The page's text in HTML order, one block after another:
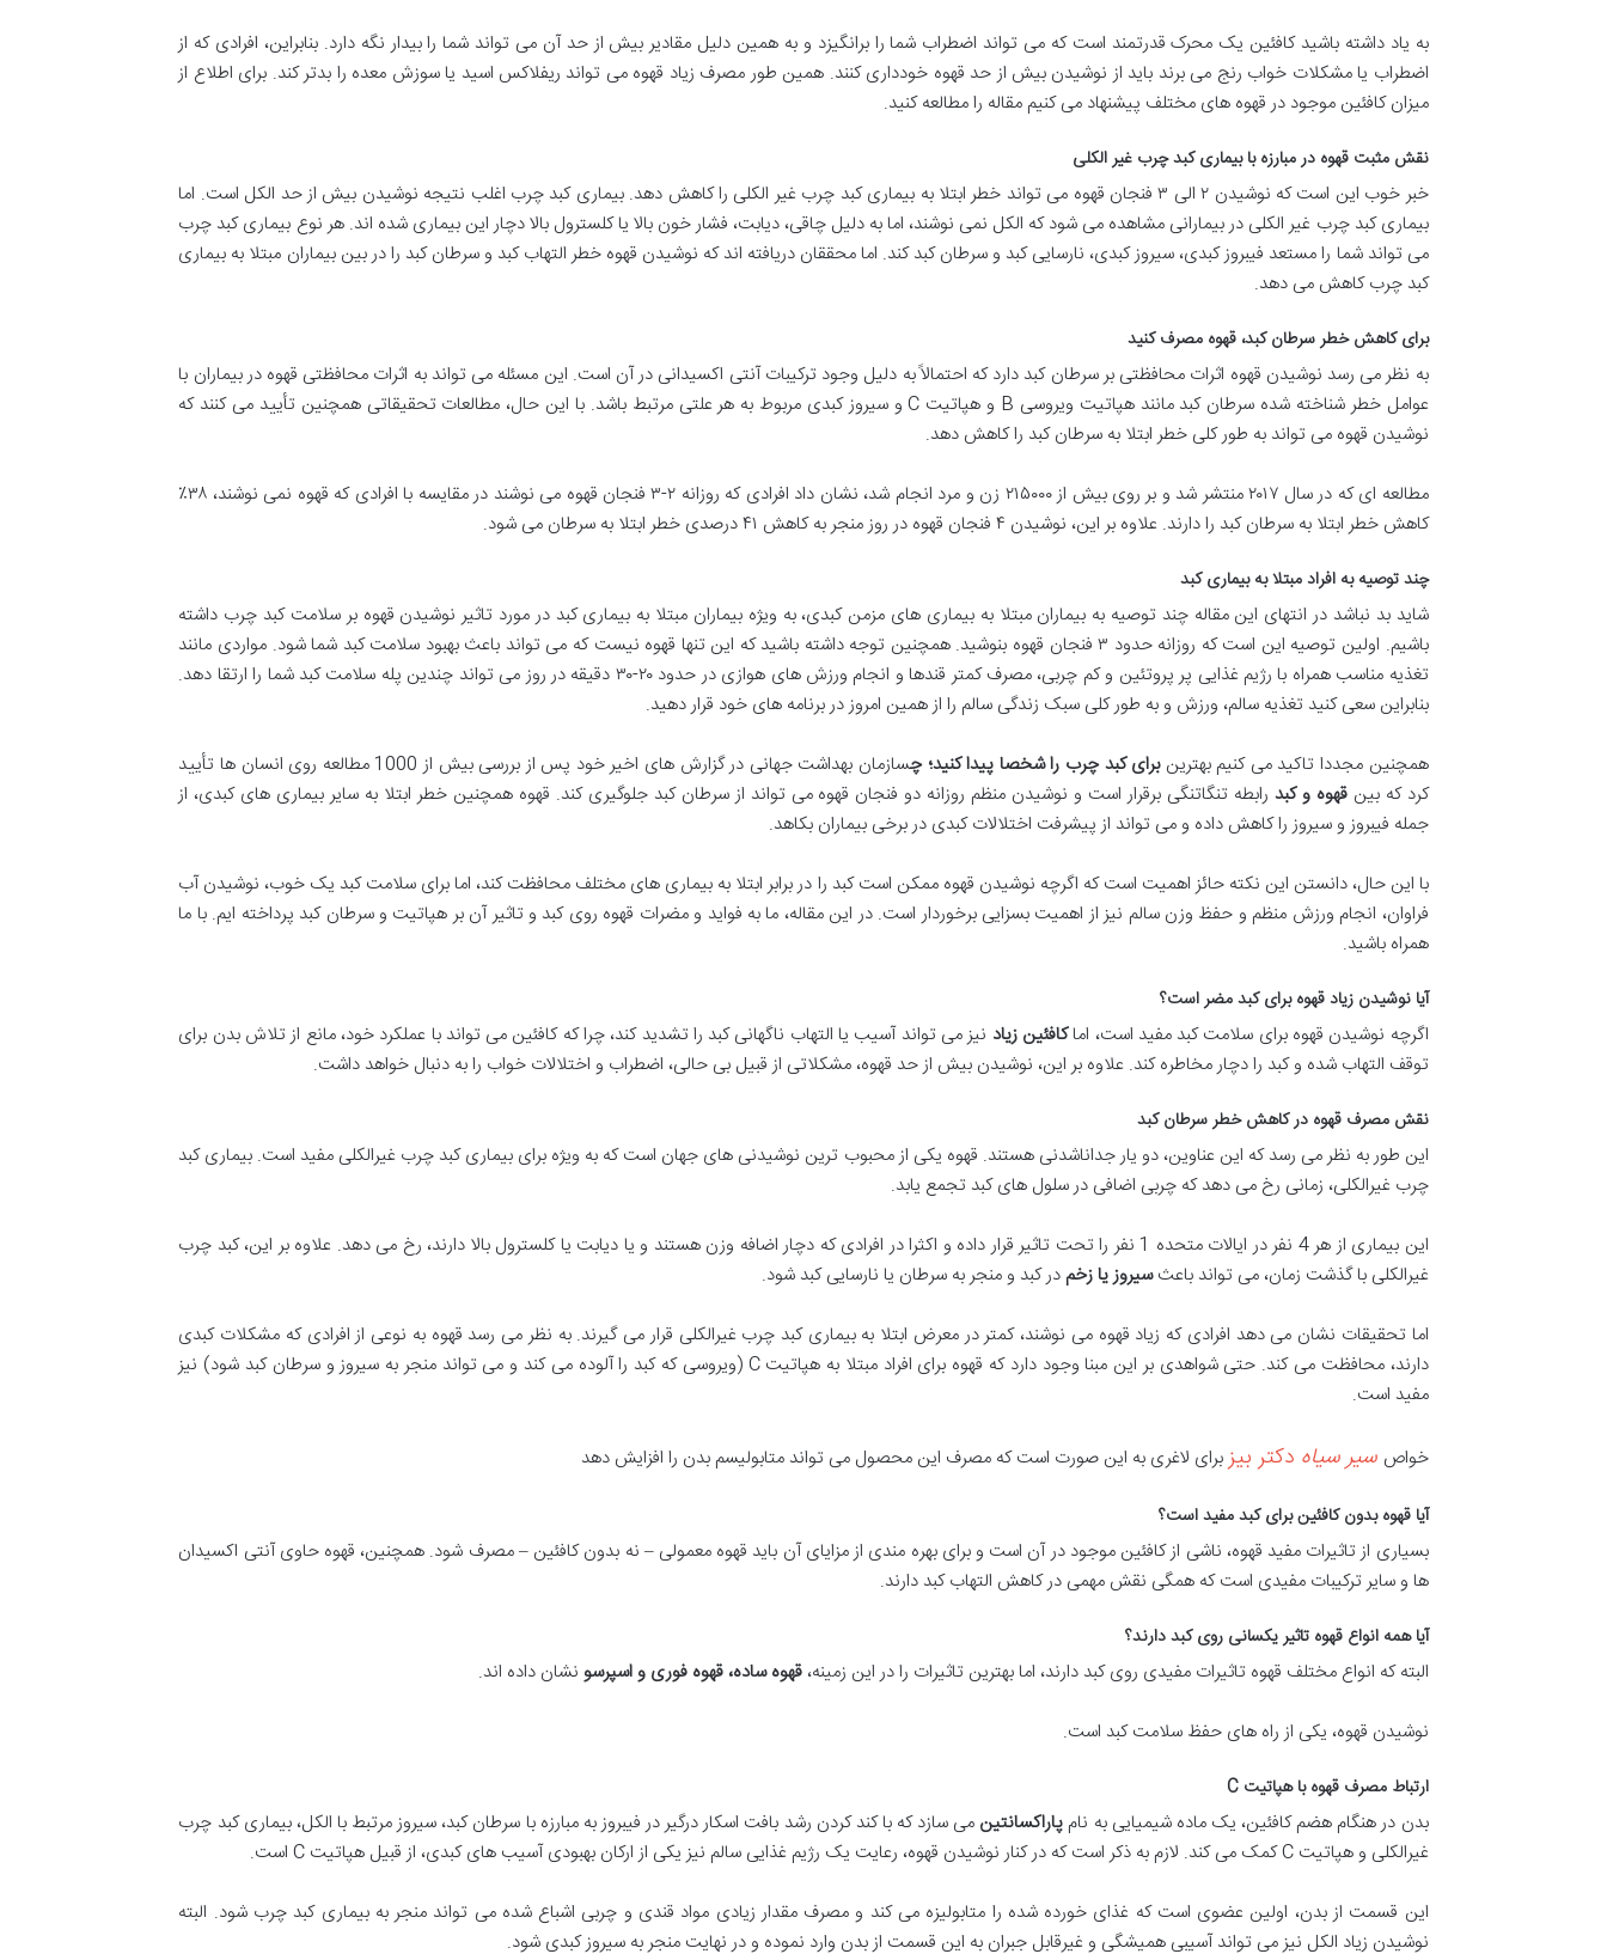
به یاد داشته باشید کافئین یک محرک قدرتمند است که می تواند اضطراب شما را برانگیزد و به همین دلیل مقادیر بیش از حد آن می تواند شما را بیدار نگه دارد. بنابراین، افرادی که از
اضطراب یا مشکلات خواب رنج می برند باید از نوشیدن بیش از حد قهوه خودداری کنند. همین طور مصرف زیاد قهوه می تواند ریفلاکس اسید یا سوزش معده را بدتر کند. برای اطلاع از
میزان کافئین موجود در قهوه های مختلف پیشنهاد می کنیم مقاله را مطالعه کنید.
نقش مثبت قهوه در مبارزه با بیماری کبد چرب غیر الکلی
خبر خوب این است که نوشیدن ۲ الی ۳ فنجان قهوه می تواند خطر ابتلا به بیماری کبد چرب غیر الکلی را کاهش دهد. بیماری کبد چرب اغلب نتیجه نوشیدن بیش از حد الکل است. اما
بیماری کبد چرب غیر الکلی در بیمارانی مشاهده می شود که الکل نمی نوشند، اما به دلیل چاقی، دیابت، فشار خون بالا یا کلسترول بالا دچار این بیماری شده اند. هر نوع بیماری کبد چرب
می تواند شما را مستعد فیبروز کبدی، سیروز کبدی، نارسایی کبد و سرطان کبد کند. اما محققان دریافته اند که نوشیدن قهوه خطر التهاب کبد و سرطان کبد را در بین بیماران مبتلا به بیماری
کبد چرب کاهش می دهد.
برای کاهش خطر سرطان کبد، قهوه مصرف کنید
به نظر می رسد نوشیدن قهوه اثرات محافظتی بر سرطان کبد دارد که احتمالاً به دلیل وجود ترکیبات آنتی اکسیدانی در آن است. این مسئله می تواند به اثرات محافظتی قهوه در بیماران با
عوامل خطر شناخته شده سرطان کبد مانند هپاتیت ویروسی B و هپاتیت C و سیروز کبدی مربوط به هر علتی مرتبط باشد. با این حال، مطالعات تحقیقاتی همچنین تأیید می کنند که
نوشیدن قهوه می تواند به طور کلی خطر ابتلا به سرطان کبد را کاهش دهد.
مطالعه ای که در سال ۲۰۱۷ منتشر شد و بر روی بیش از ۲۱۵۰۰۰ زن و مرد انجام شد، نشان داد افرادی که روزانه ۲-۳ فنجان قهوه می نوشند در مقایسه با افرادی که قهوه نمی نوشند، ۳۸٪
کاهش خطر ابتلا به سرطان کبد را دارند. علاوه بر این، نوشیدن ۴ فنجان قهوه در روز منجر به کاهش ۴۱ درصدی خطر ابتلا به سرطان می شود.
چند توصیه به افراد مبتلا به بیماری کبد
شاید بد نباشد در انتهای این مقاله چند توصیه به بیماران مبتلا به بیماری های مزمن کبدی، به ویژه بیماران مبتلا به بیماری کبد در مورد تاثیر نوشیدن قهوه بر سلامت کبد چرب داشته
باشیم. اولین توصیه این است که روزانه حدود ۳ فنجان قهوه بنوشید. همچنین توجه داشته باشید که این تنها قهوه نیست که می تواند باعث بهبود سلامت کبد شما شود. مواردی مانند
تغذیه مناسب همراه با رژیم غذایی پر پروتئین و کم چربی، مصرف کمتر قندها و انجام ورزش های هوازی در حدود ۲۰-۳۰ دقیقه در روز می تواند چندین پله سلامت کبد شما را ارتقا دهد.
بنابراین سعی کنید تغذیه سالم، ورزش و به طور کلی سبک زندگی سالم را از همین امروز در برنامه های خود قرار دهید.
همچنین مجددا تاکید می کنیم بهترینبرای کبد چرب را شخصا پیدا کنید؛ چ
سازمان بهداشت جهانی در گزارش های اخیر خود پس از بررسی بیش از 1000 مطالعه روی انسان ها تأیید
کرد که بینقهوه و کبد رابطه تنگاتنگی برقرار است و نوشیدن منظم روزانه دو فنجان ​​قهوه می تواند از سرطان کبد جلوگیری کند. قهوه همچنین خطر ابتلا به سایر بیماری های کبدی، از
جمله فیبروز و سیروز را کاهش داده و می تواند از پیشرفت اختلالات کبدی در برخی بیماران بکاهد.
با این حال، دانستن این نکته حائز اهمیت است که اگرچه نوشیدن قهوه ممکن است کبد را در برابر ابتلا به بیماری های مختلف محافظت کند، اما برای سلامت کبد یک خوب، نوشیدن آب
فراوان، انجام ورزش منظم و حفظ وزن سالم نیز از اهمیت بسزایی برخوردار است. در این مقاله، ما به فواید و مضرات قهوه روی کبد و تاثیر آن بر هپاتیت و سرطان کبد پرداخته ایم. با ما
همراه باشید.
آیا نوشیدن زیاد قهوه برای کبد مضر است؟
اگرچه نوشیدن قهوه برای سلامت کبد مفید است، اماکافئین زیاد نیز می تواند آسیب یا التهاب ناگهانی کبد را تشدید کند، چرا که کافئین می تواند با عملکرد خود، مانع از تلاش بدن برای
توقف التهاب شده و کبد را دچار مخاطره کند. علاوه بر این، نوشیدن بیش از حد قهوه، مشکلاتی از قبیل بی حالی، اضطراب و اختلالات خواب را به دنبال خواهد داشت.
نقش مصرف قهوه در کاهش خطر سرطان کبد
این طور به نظر می رسد که این عناوین، دو یار جداناشدنی هستند. قهوه یکی از محبوب ترین نوشیدنی های جهان است که به ویژه برای بیماری کبد چرب غیرالکلی مفید است. بیماری کبد
چرب غیرالکلی، زمانی رخ می دهد که چربی اضافی در سلول های کبد تجمع یابد.
این بیماری از هر 4 نفر در ایالات متحده 1 نفر را تحت تاثیر قرار داده و اکثرا در افرادی که دچار اضافه وزن هستند و یا دیابت یا کلسترول بالا دارند، رخ می دهد. علاوه بر این، کبد چرب
غیرالکلی با گذشت زمان، می تواند باعثسیروز یا زخم در کبد و منجر به سرطان یا نارسایی کبد شود.
اما تحقیقات نشان می دهد افرادی که زیاد قهوه می نوشند، کمتر در معرض ابتلا به بیماری کبد چرب غیرالکلی قرار می گیرند. به نظر می رسد قهوه به نوعی از افرادی که مشکلات کبدی
دارند، محافظت می کند. حتی شواهدی بر این مبنا وجود دارد که قهوه برای افراد مبتلا به هپاتیت C (ویروسی که کبد را آلوده می کند و می تواند منجر به سیروز و سرطان کبد شود) نیز
مفید است.
خواص سیر سیاه دکتر بیزبرای لاغری به این صورت است که مصرف این محصول می تواند متابولیسم بدن را افزایش دهد
آیا قهوه بدون کافئین برای کبد مفید است؟
بسیاری از تاثیرات مفید قهوه، ناشی از کافئین موجود در آن است و برای بهره مندی از مزایای آن باید قهوه معمولی – نه بدون کافئین – مصرف شود. همچنین، قهوه حاوی آنتی اکسیدان
ها و سایر ترکیبات مفیدی است که همگی نقش مهمی در کاهش التهاب کبد دارند.
آیا همه انواع قهوه تاثیر یکسانی روی کبد دارند؟
البته که انواع مختلف قهوه تاثیرات مفیدی روی کبد دارند، اما بهترین تاثیرات را در این زمینه، قهوه ساده، قهوه فوری و اسپرسو نشان داده اند.
نوشیدن قهوه، یکی از راه های حفظ سلامت کبد است.
ارتباط مصرف قهوه با هپاتیت C
بدن در هنگام هضم کافئین، یک ماده شیمیایی به نام پاراکسانتین می سازد که با کند کردن رشد بافت اسکار درگیر در فیبروز به مبارزه با سرطان کبد، سیروز مرتبط با الکل، بیماری کبد چرب
غیرالکلی و هپاتیت C کمک می کند. لازم به ذکر است که در کنار نوشیدن قهوه، رعایت یک رژیم غذایی سالم نیز یکی از ارکان بهبودی آسیب های کبدی، از قبیل هپاتیت C است.
این قسمت از بدن، اولین عضوی است که غذای خورده شده را متابولیزه می کند و مصرف مقدار زیادی مواد قندی و چربی اشباع شده می تواند منجر به بیماری کبد چرب شود. البته
نوشیدن زیاد الکل نیز می تواند آسیبی همیشگی و غیرقابل جبران به این قسمت از بدن وارد نموده و در نهایت منجر به سیروز کبدی شود.